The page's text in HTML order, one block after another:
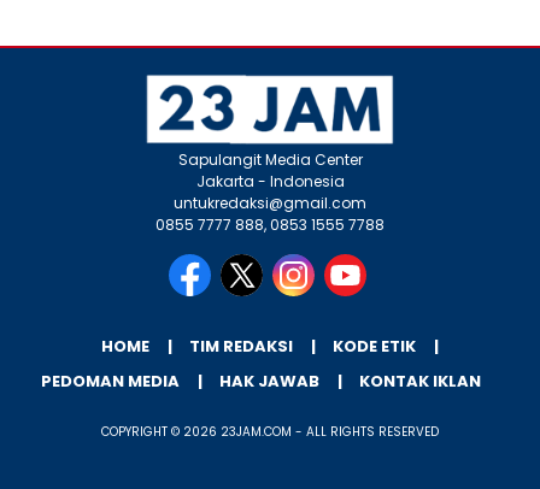
Sapulangit Media Center
Jakarta - Indonesia
untukredaksi@gmail.com
0855 7777 888, 0853 1555 7788
HOME TIM REDAKSI
KODE ETIK
PEDOMAN MEDIA
HAK JAWAB KONTAK IKLAN
COPYRIGHT © 2026 23JAM.COM - ALL RIGHTS RESERVED